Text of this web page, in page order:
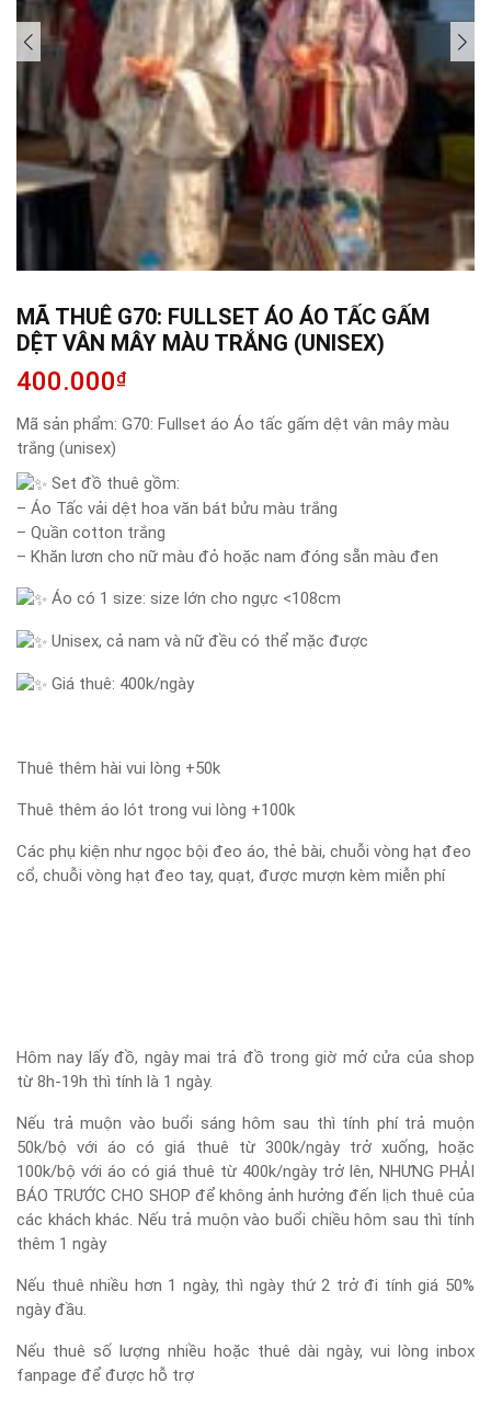
MÃ THUÊ G70: FULLSET ÁO ÁO TẤC GẤM
DỆT VÂN MÂY MÀU TRẮNG (UNISEX)
400.000₫
Mã sản phẩm: G70: Fullset áo Áo tấc gấm dệt vân mây màu
trắng (unisex)
Set đồ thuê gồm:
– Áo Tấc vải dệt hoa văn bát bửu màu trắng
– Quần cotton trắng
– Khăn lươn cho nữ màu đỏ hoặc nam đóng sẵn màu đen
Áo có 1 size: size lớn cho ngực <108cm
Unisex, cả nam và nữ đều có thể mặc được
Giá thuê: 400k/ngày
Thuê thêm hài vui lòng +50k
Thuê thêm áo lót trong vui lòng +100k
Các phụ kiện như ngọc bội đeo áo, thẻ bài, chuỗi vòng hạt đeo
cổ, chuỗi vòng hạt đeo tay, quạt, được mượn kèm miễn phí
Hôm nay lấy đồ, ngày mai trả đồ trong giờ mở cửa của shop
từ 8h-19h thì tính là 1 ngày.
Nếu trả muộn vào buổi sáng hôm sau thì tính phí trả muộn
50k/bộ với áo có giá thuê từ 300k/ngày trở xuống, hoặc
100k/bộ với áo có giá thuê từ 400k/ngày trở lên, NHƯNG PHẢI
BÁO TRƯỚC CHO SHOP để không ảnh hưởng đến lịch thuê của
các khách khác. Nếu trả muộn vào buổi chiều hôm sau thì tính
thêm 1 ngày
Nếu thuê nhiều hơn 1 ngày, thì ngày thứ 2 trở đi tính giá 50%
ngày đầu.
Nếu thuê số lượng nhiều hoặc thuê dài ngày, vui lòng inbox
fanpage để được hỗ trợ